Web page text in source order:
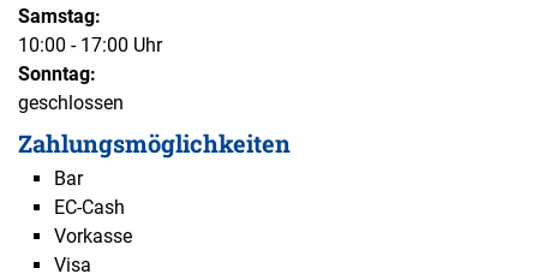
Samstag:
10:00 - 17:00 Uhr
Sonntag:
geschlossen
Zahlungsmöglichkeiten
Bar
EC-Cash
Vorkasse
Visa